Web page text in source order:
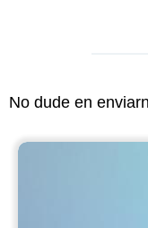
No dude en